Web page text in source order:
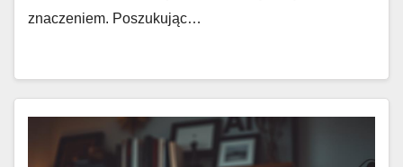
znaczeniem. Poszukując…